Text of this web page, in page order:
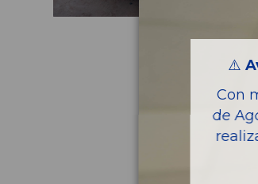
⚠️
Con
de